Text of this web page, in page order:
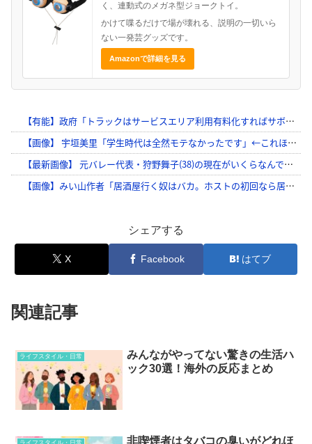
く、連動式のメガネ型ジョークトイ。
かけて喋るだけで場が壊れる、説明の一切いら
ない一発芸グッズです。
Amazonで詳細を見る
シェアする
X Facebook はてブ
関連記事
ライフスタイル・日常
みんながやってない驚きの生活ハ
ック30選！海外の反応まとめ
ライフスタイル・日常
非喫煙者はタバコの臭いがどれほ